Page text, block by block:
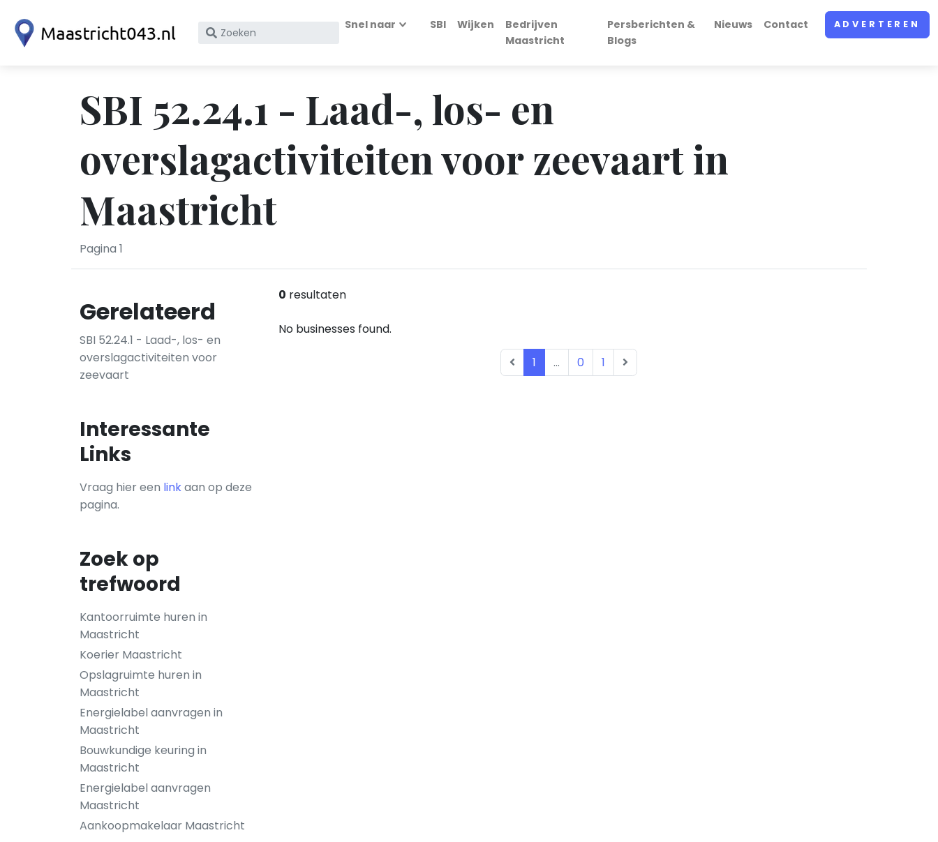
Zoek
KvK
nummer
Snel naar SBI Wijken
Bedrijven
Maastricht
Persberichten &
Blogs
Nieuws Contact ADVERTEREN
SBI 52.24.1 - Laad-, los- en
overslagactiviteiten voor zeevaart in
Maastricht
Pagina 1
Gerelateerd
SBI 52.24.1 - Laad-, los- en
overslagactiviteiten voor
zeevaart
Interessante
Links
Vraag hier een linkaan op deze
pagina.
Zoek op
trefwoord
Kantoorruimte huren in
Maastricht
Koerier Maastricht
Opslagruimte huren in
Maastricht
Energielabel aanvragen in
Maastricht
Bouwkundige keuring in
Maastricht
Energielabel aanvragen
Maastricht
Aankoopmakelaar Maastricht
0 resultaten
No businesses found.
1 ... 0 1